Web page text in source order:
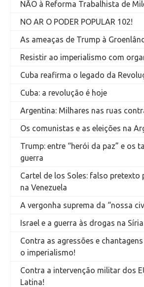
NÃO à Reforma Trabalhista de
NO AR O PODER POPULAR 102!
As ameaças de Trump à
Resistir ao imperialismo com
Cuba reafirma o legado da
Cuba: a revolução é hoje
Argentina: Milhares nas ruas
Os comunistas e as eleições na
Trump: entre “herói da paz” e os
guerra
Cartel de los Soles: falso pretexto
na Venezuela
A vergonha suprema da “nossa
Israel e a guerra às drogas na Síria
Contra as agressões e
o imperialismo!
Contra a intervenção militar dos
Latina!